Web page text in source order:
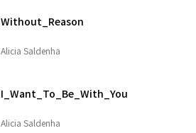
Without_Reason
Alicia Saldenha
I_Want_To_Be_With_You
Alicia Saldenha